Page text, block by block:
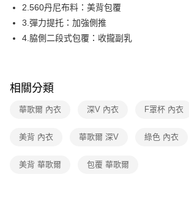
每筆NT$80，滿NT$1,000(含以上)免運費
付款後全家取貨
每筆NT$80，滿NT$1,000(含以上)免運費
付款後7-11取貨
每筆NT$80，滿NT$1,000(含以上)免運費
2.560丹尼布料：美背包覆
3.彈力提托：加強側推
4.脇側二段式包覆：收攏副乳
相關分類
華歌爾 內衣 深V 內衣 F罩杯 內衣
美背 內衣 華歌爾 深V 綠色 內衣
美背 華歌爾 包覆 華歌爾